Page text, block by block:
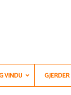
VINDU GJERDER